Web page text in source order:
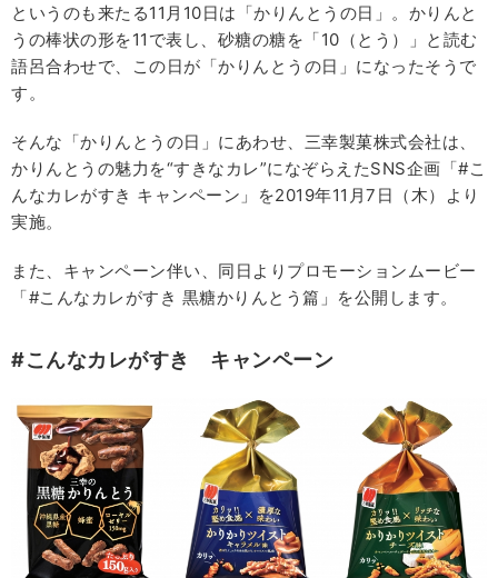
というのも来たる11月10日は「かりんとうの日」。かりんと
うの棒状の形を11で表し、砂糖の糖を「10（とう）」と読む
語呂合わせで、この日が「かりんとうの日」になったそうで
す。
そんな「かりんとうの日」にあわせ、三幸製菓株式会社は、
かりんとうの魅力を“すきなカレ”になぞらえたSNS企画「#こ
んなカレがすき キャンペーン」を2019年11月7日（木）より
実施。
また、キャンペーン伴い、同日よりプロモーションムービー
「#こんなカレがすき 黒糖かりんとう篇」を公開します。
#こんなカレがすき キャンペーン